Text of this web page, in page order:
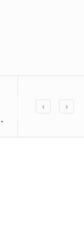
Ternevej 8
‹ ›